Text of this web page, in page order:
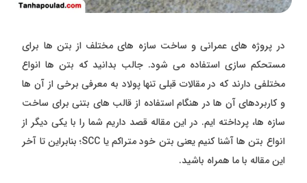
در پروژه های عمرانی و ساخت سازه های مختلف از بتن ها برای
مستحکم سازی استفاده می شود. جالب بدانید که بتن ها انواع
مختلفی دارند که در مقالات قبلی تنها پولاد به معرفی برخی از آن ها
و کاربردهای آن ها در هنگام استفاده از قالب های بتنی برای ساخت
سازه ها، پرداخته ایم. در این مقاله قصد داریم شما را با یکی دیگر از
انواع بتن ها آشنا کنیم یعنی بتن خود متراکم یا SCC؛ بنابراین تا آخر
این مقاله با ما همراه باشید.